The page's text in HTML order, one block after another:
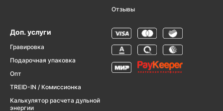
Отзывы
Доп. услуги
Гравировка
Подарочная упаковка
Опт
TREID-IN / Комиссионка
Калькулятор расчета дульной
энергии